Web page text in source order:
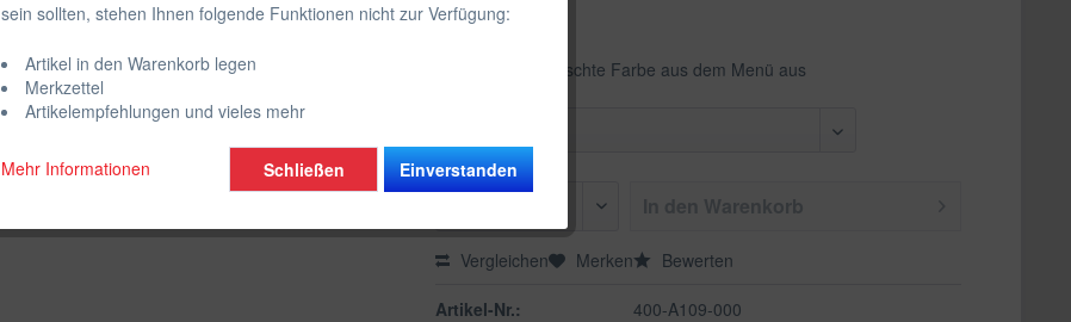
Wähle die gewünschte Farbe aus dem Menü aus
Vergleichen Merken Bewerten
Artikel-Nr.:
400-A109-000
sein sollten, stehen Ihnen folgende Funktionen nicht zur Verfügung:
Artikel in den Warenkorb legen
Merkzettel
Artikelempfehlungen und vieles mehr
Mehr Informationen Einverstanden
Schließen